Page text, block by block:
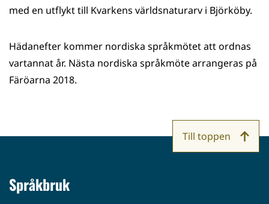
med en utflykt till Kvarkens världsnaturarv i Björköby.
Hädanefter kommer nordiska språkmötet att ordnas
vartannat år. Nästa nordiska språkmöte arrangeras på
Färöarna 2018.
Språkbruk
Till toppen